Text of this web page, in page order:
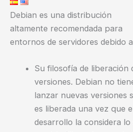
Debian es una distribución
altamente recomendada para
entornos de servidores debido
Su filosofía de liberación
versiones. Debian no
lanzar nuevas versiones
es liberada una vez que
desarrollo la considera